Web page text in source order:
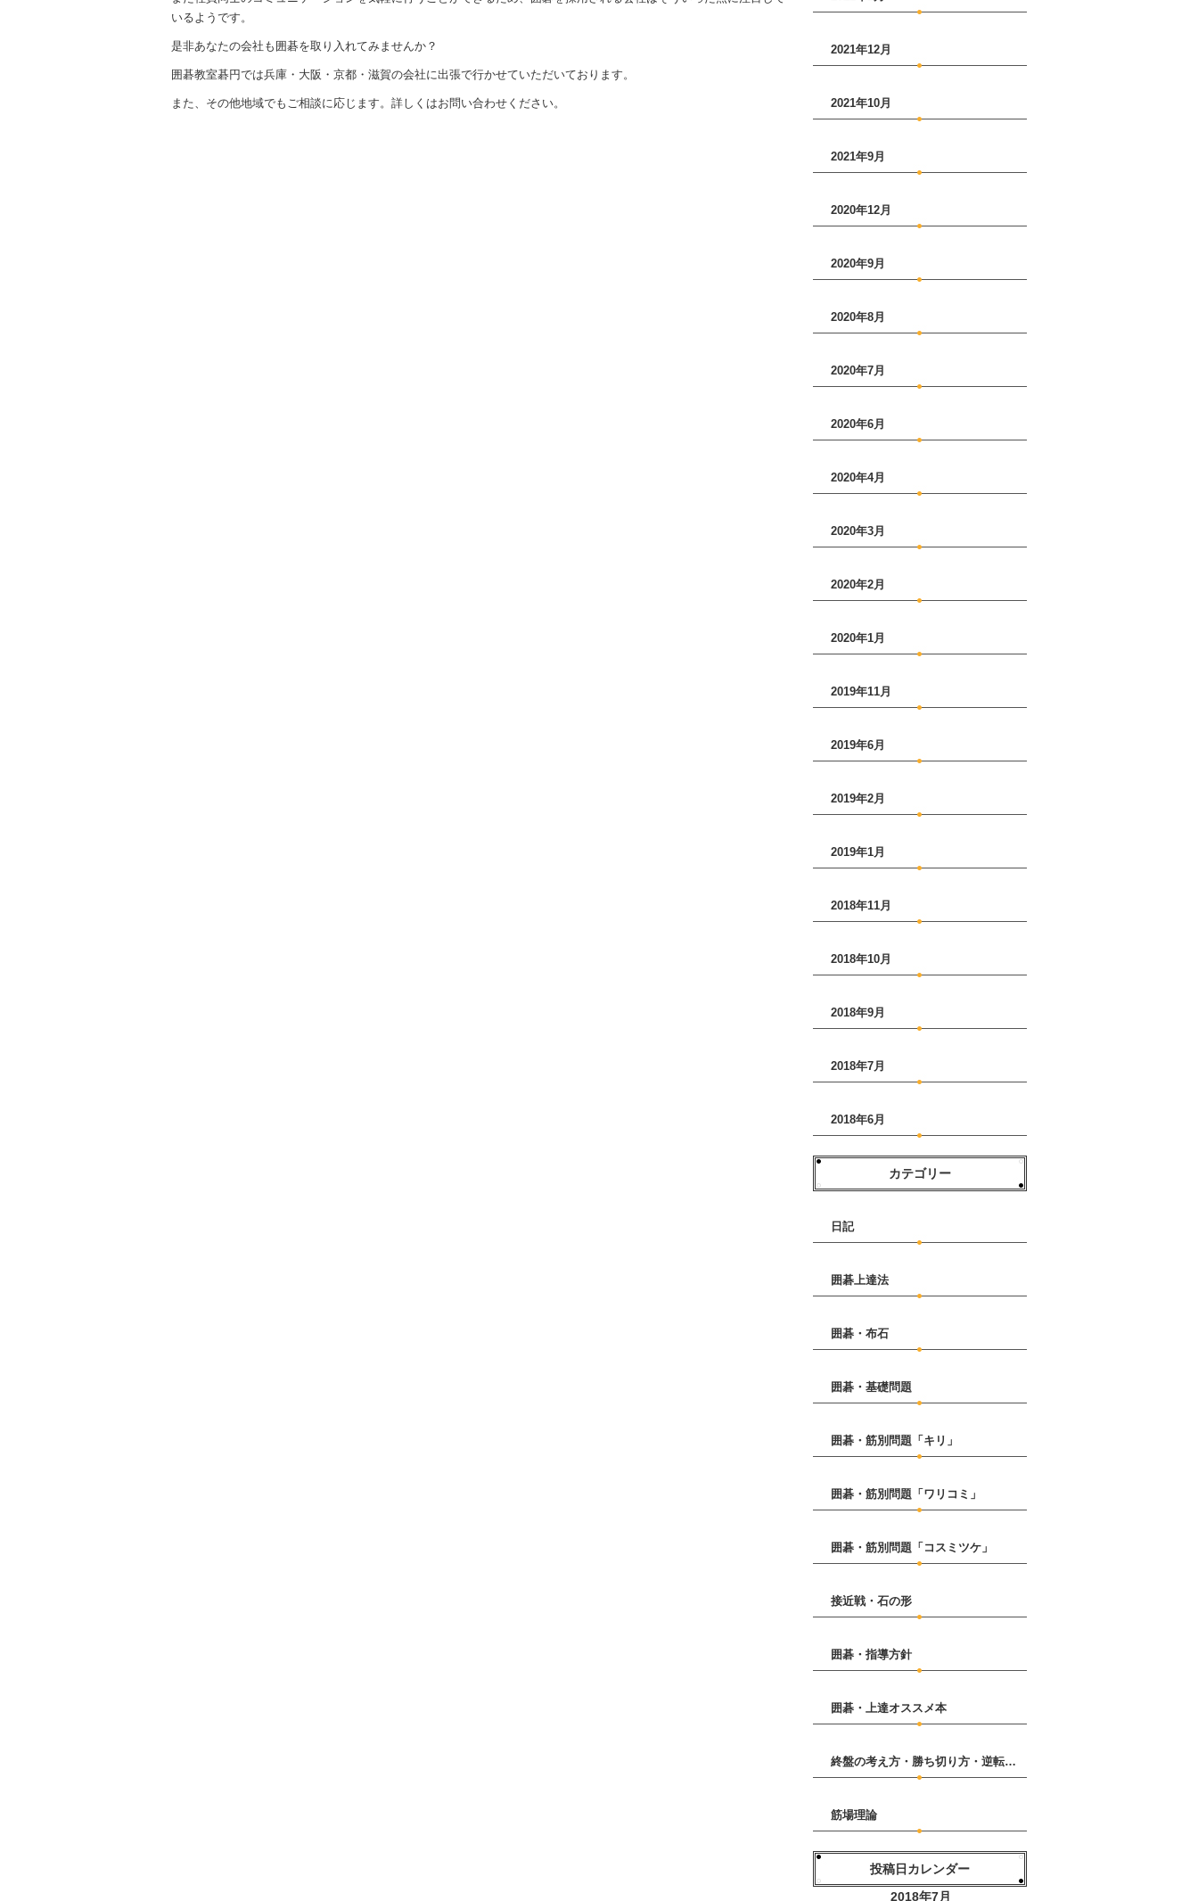
いるようです。
是非あなたの会社も囲碁を取り入れてみませんか？
囲碁教室碁円では兵庫・大阪・京都・滋賀の会社に出張で行かせていただいております。
また、その他地域でもご相談に応じます。詳しくはお問い合わせください。
2021年12月
2021年10月
2021年9月
2020年12月
2020年9月
2020年8月
2020年7月
2020年6月
2020年4月
2020年3月
2020年2月
2020年1月
2019年11月
2019年6月
2019年2月
2019年1月
2018年11月
2018年10月
2018年9月
2018年7月
2018年6月
カテゴリー
日記
囲碁上達法
囲碁・布石
囲碁・基礎問題
囲碁・筋別問題「キリ」
囲碁・筋別問題「ワリコミ」
囲碁・筋別問題「コスミツケ」
接近戦・石の形
囲碁・指導方針
囲碁・上達オススメ本
終盤の考え方・勝ち切り方・逆転の仕方
筋場理論
投稿日カレンダー
2018年7月